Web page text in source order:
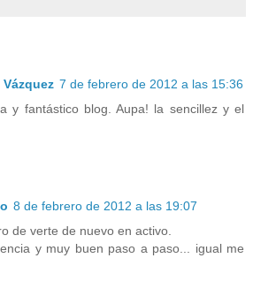
7 de febrero de 2012 a las 15:36
y fantástico blog. Aupa! la sencillez y el
8 de febrero de 2012 a las 19:07
de verte de nuevo en activo.
y muy buen paso a paso... igual me